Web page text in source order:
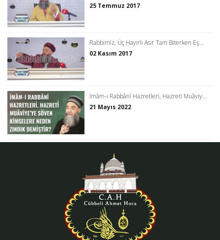
25 Temmuz 2017
Rabbimiz, Üç Hayırlı Asır Tam Biterken Eş...
02 Kasım 2017
İmâm-ı Rabbânî Hazretleri, Hazreti Muâviy...
21 Mayıs 2022